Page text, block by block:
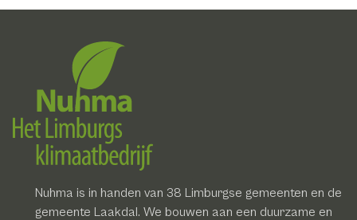
Nuhma is in handen van 38 Limburgse gemeenten en de
gemeente Laakdal. We bouwen aan een duurzame en